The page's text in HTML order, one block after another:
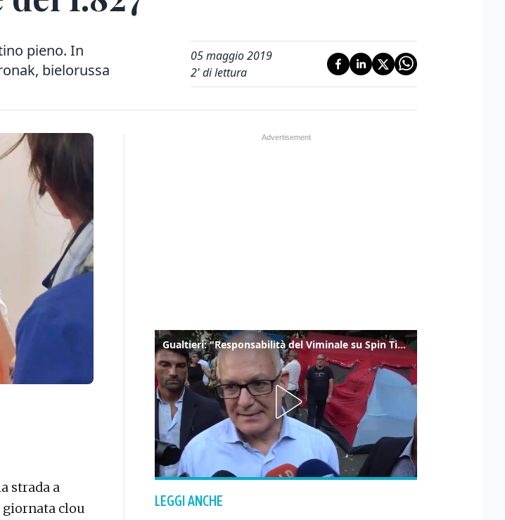
pieno. In
bielorussa
05 maggio 2019
2' di lettura
strada a
clou
Gualtieri: "Responsabilità del Viminale su Spin Time? La posizione dei partiti è nota"
LEGGI ANCHE